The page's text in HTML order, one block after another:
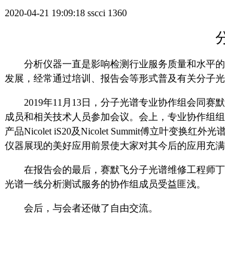
2020-04-21 19:09:18 sscci 1360
分析仪器一直是影响检测行业服务质量和水平
发展，经常通过培训、报告会等形式普及有关分子
2019年11 月 13日，分子光谱专业协作组会同赛
成员和相关技术人员参加会议。会上，专业协作组
产品Nicolet iS20及Nicolet Summit傅立叶变换红外光
仪器展现的美好应用前景使大家对其今后的应用充满
在报告会的最后，赛默飞分子光谱维修工程师
光谱一线分析测试服务的协作组成员受益匪浅。
会后，与会者还做了自由交流。